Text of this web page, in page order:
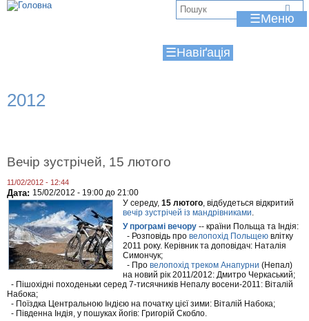
Jump to navigation
☰
☰
2012
Вечір зустрічей, 15 лютого
11/02/2012 - 12:44
Дата: 15/02/2012 - 19:00 до 21:00
У середу, 15 лютого, відбудеться відкритий
вечір зустрічей із мандрівниками.
У програмі вечору-- країни Польща та Індія:
- Розповідь про велопохід Польщеювлітку
2011 року. Керівник та доповідач: Наталія
Симончук;
- Про велопохід треком Анапурни (Непал)
на новий рік 2011/2012: Дмитро Черкаський;
- Пішохідні походеньки серед 7-тисячників Непалу восени-2011: Віталій
Набока;
- Поїздка Центральною Індією на початку цієї зими: Віталій Набока;
- Південна Індія, у пошуках йогів: Григорій Скобло.